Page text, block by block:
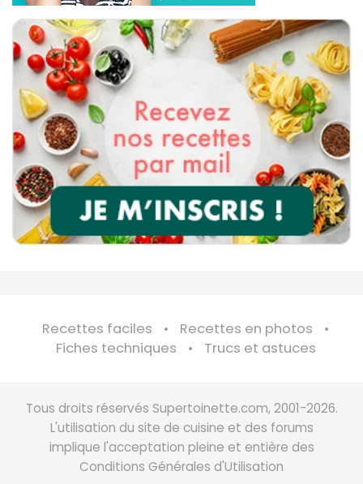
Recettes faciles
Recettes en photos
Fiches techniques
Trucs et astuces
Tous droits réservés Supertoinette.com, 2001-2026.
L'utilisation du site de cuisine et des forums
implique l'acceptation pleine et entière des
Conditions Générales d'Utilisation